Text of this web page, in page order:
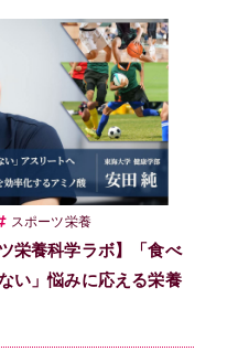
スポーツ栄養
栄養科学ラボ】「食べ
い」悩みに応える栄養